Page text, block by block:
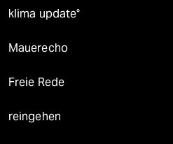
klima update°
Mauerecho
Freie Rede
reingehen